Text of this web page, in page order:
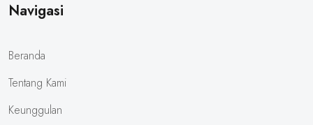
Navigasi
Beranda
Tentang Kami
Keunggulan